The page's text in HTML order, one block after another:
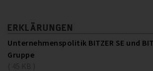
ERKLÄRUNGEN
Unternehmenspolitik BITZER SE und
Gruppe